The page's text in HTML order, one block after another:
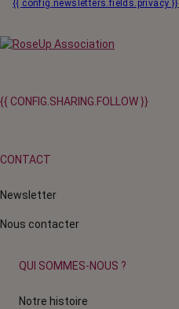
{{ config.newsletters.fields.privacy }}
{{ CONFIG.SHARING.FOLLOW }}
CONTACT
Newsletter
Nous contacter
QUI SOMMES-NOUS ?
Notre histoire